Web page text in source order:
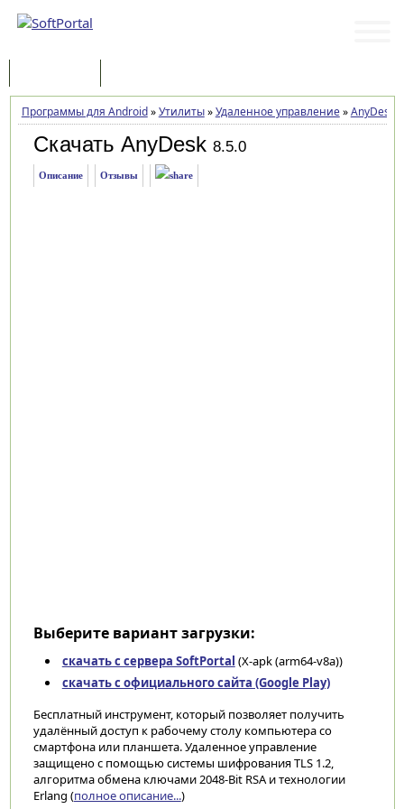
Программы для Android»Утилиты»Удаленное управление»AnyDesk
Скачать AnyDesk 8.5.0
Описание Отзывы
Выберите вариант загрузки:
скачать с сервера SoftPortal (X-apk (arm64-v8a))
скачать с официального сайта (Google Play)
Бесплатный инструмент, который позволяет получить
удалённый доступ к рабочему столу компьютера со
смартфона или планшета. Удаленное управление
защищено с помощью системы шифрования TLS 1.2,
алгоритма обмена ключами 2048-Bit RSA и технологии
Erlang (полное описание...)